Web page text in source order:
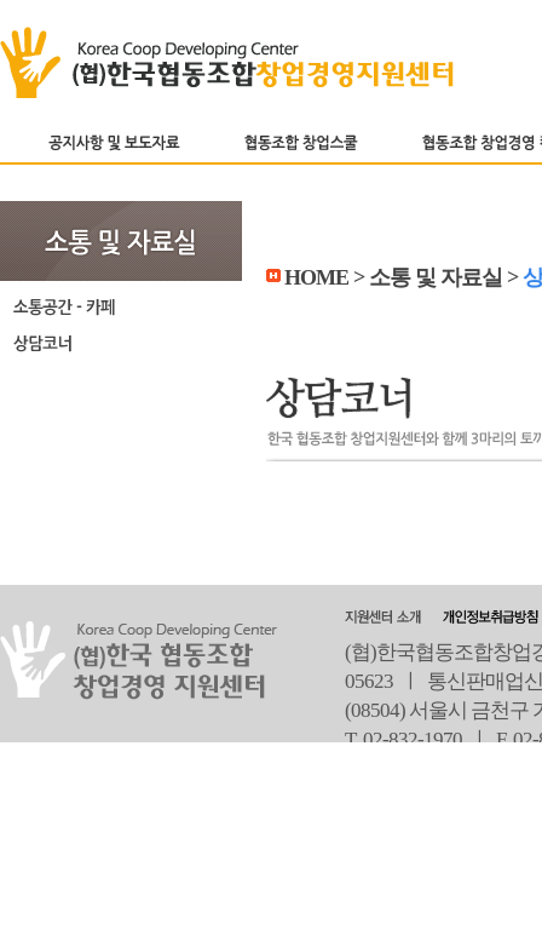
HOME > 소통 및 자료실 >
(협)한국협동조합창업
05623 ㅣ 통신판매업
(08504) 서울시 금천구
T 02-832-1970 ㅣF